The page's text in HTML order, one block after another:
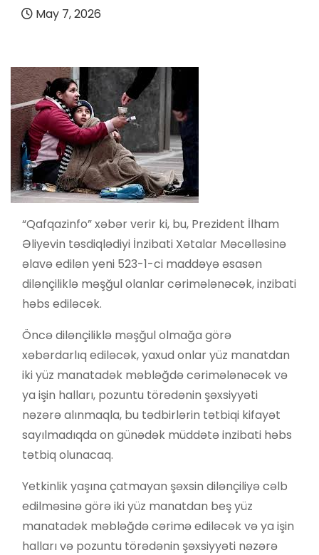
May 7, 2026
“Qafqazinfo” xəbər verir ki, bu, Prezident İlham
Əliyevin təsdiqlədiyi İnzibati Xətalar Məcəlləsinə
əlavə edilən yeni 523-1-ci maddəyə əsasən
dilənçiliklə məşğul olanlar cərimələnəcək, inzibati
həbs ediləcək.
Öncə dilənçiliklə məşğul olmağa görə
xəbərdarlıq ediləcək, yaxud onlar yüz manatdan
iki yüz manatadək məbləğdə cərimələnəcək və
ya işin halları, pozuntu törədənin şəxsiyyəti
nəzərə alınmaqla, bu tədbirlərin tətbiqi kifayət
sayılmadıqda on günədək müddətə inzibati həbs
tətbiq olunacaq.
Yetkinlik yaşına çatmayan şəxsin dilənçiliyə cəlb
edilməsinə görə iki yüz manatdan beş yüz
manatadək məbləğdə cərimə ediləcək və ya işin
halları və pozuntu törədənin şəxsiyyəti nəzərə